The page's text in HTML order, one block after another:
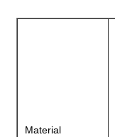
Material